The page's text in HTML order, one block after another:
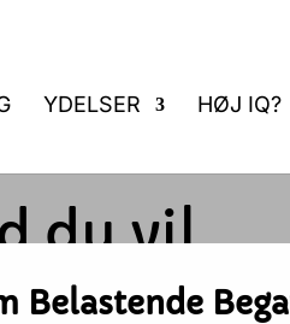
YDELSER HØJ IQ?
du vil
Belastende